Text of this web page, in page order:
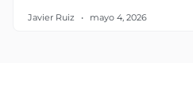
Javier Ruiz mayo 4, 2026